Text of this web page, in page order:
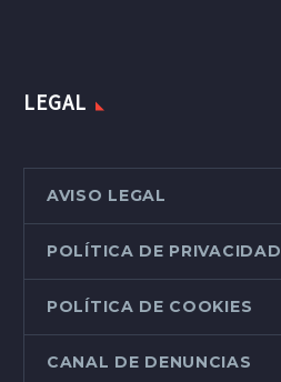
LEGAL
AVISO LEGAL
POLÍTICA DE PRIVACIDAD
POLÍTICA DE COOKIES
CANAL DE DENUNCIAS